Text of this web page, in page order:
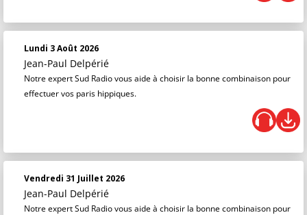
Lundi 3 Août 2026
Jean-Paul Delpérié
Notre expert Sud Radio vous aide à choisir la bonne combinaison pour
effectuer vos paris hippiques.
Vendredi 31 Juillet 2026
Jean-Paul Delpérié
Notre expert Sud Radio vous aide à choisir la bonne combinaison pour